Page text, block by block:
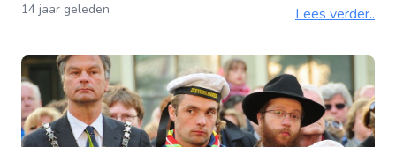
14 jaar geleden Lees verder..